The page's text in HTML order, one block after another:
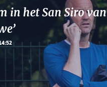
in het San Siro van